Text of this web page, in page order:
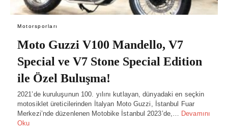
Motorsporları
Moto Guzzi V100 Mandello, V7
Special ve V7 Stone Special Edition
ile Özel Buluşma!
2021’de kuruluşunun 100. yılını kutlayan, dünyadaki en seçkin
motosiklet üreticilerinden İtalyan Moto Guzzi, İstanbul Fuar
Merkezi’nde düzenlenen Motobike İstanbul 2023’de,… Devamını
Oku